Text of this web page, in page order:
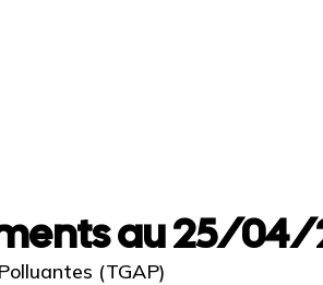
au 25/
(TGAP)